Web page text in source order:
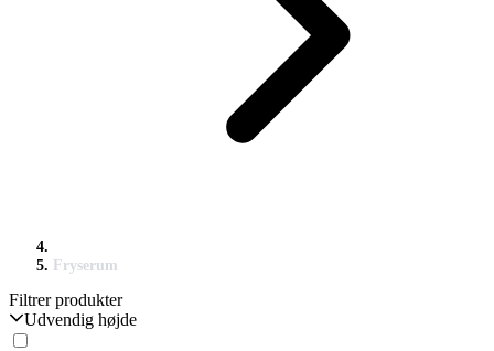
Fryserum
Filtrer produkter
Udvendig højde